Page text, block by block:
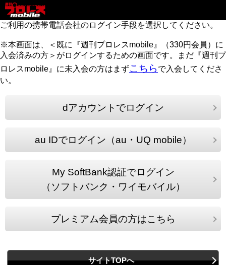
ご利用の携帯電話会社のログイン手段を選択してください。
※本画面は、＜既に『週刊プロレスmobile』（330円会員）に
入会済みの方＞がログインするための画面です。まだ『週刊プ
ロレスmobile』に未入会の方はまずこちら で入会してくださ
い。
dアカウントでログイン
au IDでログイン（au・UQ mobile）
My SoftBank認証でログイン
（ソフトバンク・ワイモバイル）
プレミアム会員の方はこちら
サイトTOPへ